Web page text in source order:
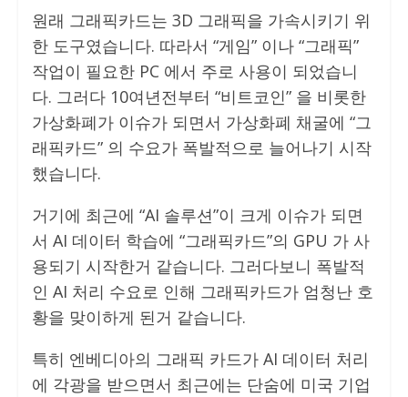
원래 그래픽카드는 3D 그래픽을 가속시키기 위
한 도구였습니다. 따라서 “게임” 이나 “그래픽”
작업이 필요한 PC 에서 주로 사용이 되었습니
다. 그러다 10여년전부터 “비트코인” 을 비롯한
가상화폐가 이슈가 되면서 가상화폐 채굴에 “그
래픽카드” 의 수요가 폭발적으로 늘어나기 시작
했습니다.
거기에 최근에 “AI 솔루션”이 크게 이슈가 되면
서 AI 데이터 학습에 “그래픽카드”의 GPU 가 사
용되기 시작한거 같습니다. 그러다보니 폭발적
인 AI 처리 수요로 인해 그래픽카드가 엄청난 호
황을 맞이하게 된거 같습니다.
특히 엔베디아의 그래픽 카드가 AI 데이터 처리
에 각광을 받으면서 최근에는 단숨에 미국 기업